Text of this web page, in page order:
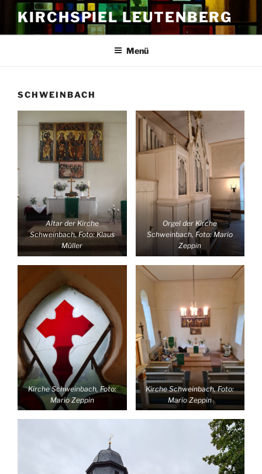
Zum
Inhalt
springen
KIRCHSPIEL LEUTENBERG
Menü
SCHWEINBACH
Altar der Kirche
Schweinbach, Foto: Klaus
Müller
Orgel der Kirche
Schweinbach, Foto: Mario
Zeppin
Kirche Schweinbach, Foto:
Mario Zeppin
Kirche Schweinbach, Foto:
Mario Zeppin